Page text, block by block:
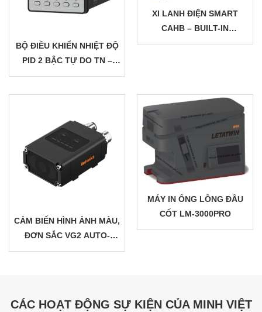
BỘ ĐIỀU KHIỂN NHIỆT ĐỘ
PID 2 BẬC TỰ DO TN –
AUTONICS
XI LANH ĐIỆN SMART
CAHB – BUILT-IN
CONTROLLER – IP66M/69K
CẢM BIẾN HÌNH ẢNH MÀU,
ĐƠN SẮC VG2 AUTO-
TUNNING
MÁY IN ỐNG LỒNG ĐẦU
CỐT LM-3000PRO
CÁC HOẠT ĐỘNG SỰ KIỆN CỦA MINH VIỆT